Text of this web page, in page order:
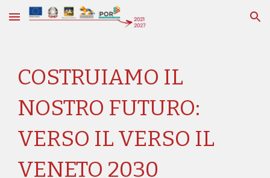
Skip to main content Skip to navigation
COSTRUIAMO IL
NOSTRO FUTURO:
VERSO IL VERSO IL
VENETO 2030